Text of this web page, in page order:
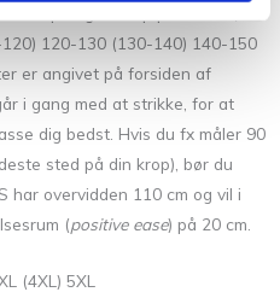
målt på egen krop på 80-85 (85-
120-130 (130-140) 140-150
er angivet på forsiden af
i gang med at strikke, for at
dig bedst. Hvis du fx måler 90
sted på din krop), bør du
har overvidden 110 cm og vil i
(positive ease) på 20 cm.
(4XL) 5XL